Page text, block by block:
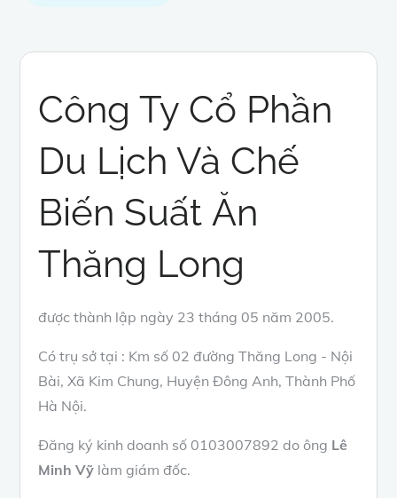
Công Ty Cổ Phần
Du Lịch Và Chế
Biến Suất Ăn
Thăng Long
được thành lập ngày 23 tháng 05 năm 2005.
Có trụ sở tại : Km số 02 đường Thăng Long - Nội
Bài, Xã Kim Chung, Huyện Đông Anh, Thành Phố
Hà Nội.
Đăng ký kinh doanh số 0103007892 do ông Lê
Minh Vỹ làm giám đốc.